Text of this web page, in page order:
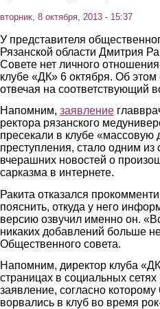
вторник, 8 октября, 2013 - 15:37
У представителя
Рязанской области Дмитрия
Совете нет личного
клубе «ДК» 6 октября. Об
отвечая на соответствующий
Напомним, заявление
ректора рязанского
пресекали в клубе «массовую
преступления, стало одним
вчерашних новостей о
сарказма в интернете.
Ракита отказался
пояснить, откуда у него
версию озвучил именно он.
никаких добавлений больше
Общественного совета.
Напомним, директор клуба
страницах в социальных
заявление, согласно
ворвались в клуб во время